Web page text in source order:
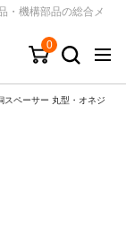
・機構部品の総合メ
0
スペーサー 丸型・オネジ